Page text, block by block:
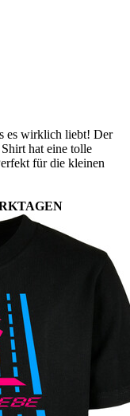
es wirklich liebt! Der
hat eine tolle
für die kleinen